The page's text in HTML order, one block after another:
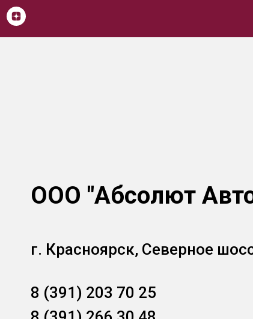
ООО "Абсолют
г. Красноярск, Северное
8 (391) 203 70 25